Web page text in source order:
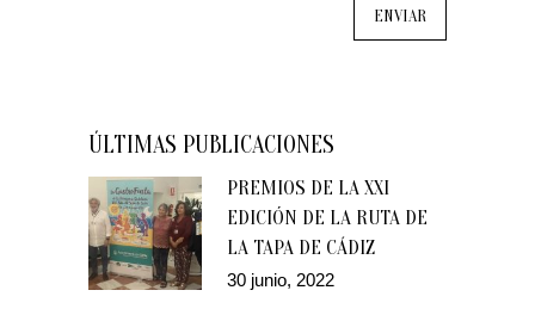
ÚLTIMAS PUBLICACIONES
PREMIOS DE LA XXI
EDICIÓN DE LA RUTA DE
LA TAPA DE CÁDIZ
30 junio, 2022